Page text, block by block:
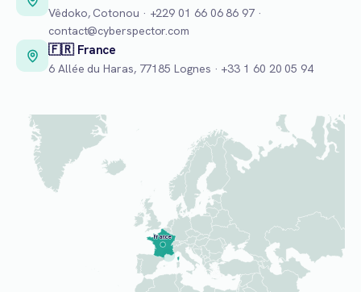
Vêdoko, Cotonou · +229 01 66 06 86 97 ·
contact@cyberspector.com
🇫🇷 France
6 Allée du Haras, 77185 Lognes · +33 1 60 20 05 94
France